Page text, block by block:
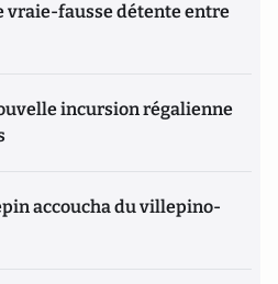
vraie-fausse détente entre
incursion régalienne
accoucha du villepino-